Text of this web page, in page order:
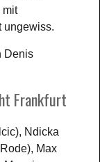
mit
ungewiss.
Denis
Frankfurt
Ndicka
Max